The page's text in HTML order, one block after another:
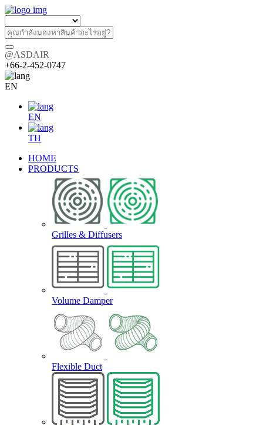
@ASDAIR
+66-2-452-0747
EN
EN
TH
HOME
PRODUCTS
Grilles & Diffusers
Volume Damper
Flexible Duct